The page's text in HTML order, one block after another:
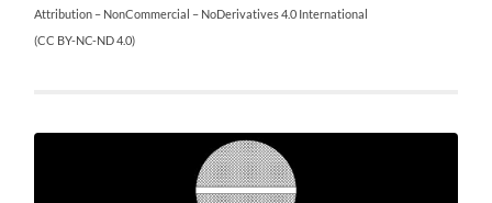
Attribution – NonCommercial – NoDerivatives 4.0 International
(CC BY-NC-ND 4.0)